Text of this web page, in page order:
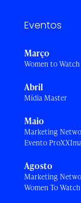
Eventos
Março
Women to
Abril
Mídia Master
Maio
Marketing
Evento
Agosto
Marketing
Women To